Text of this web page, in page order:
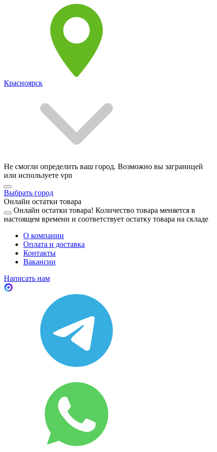
Красноярск
Не смогли определить ваш город. Возможно вы заграницей
или используете vpn
Выбрать город
Онлайн остатки товара
Онлайн остатки товара! Количество товара меняется в
настоящем времени и соответствует остатку товара на складе
О компании
Оплата и доставка
Контакты
Вакансии
Написать нам